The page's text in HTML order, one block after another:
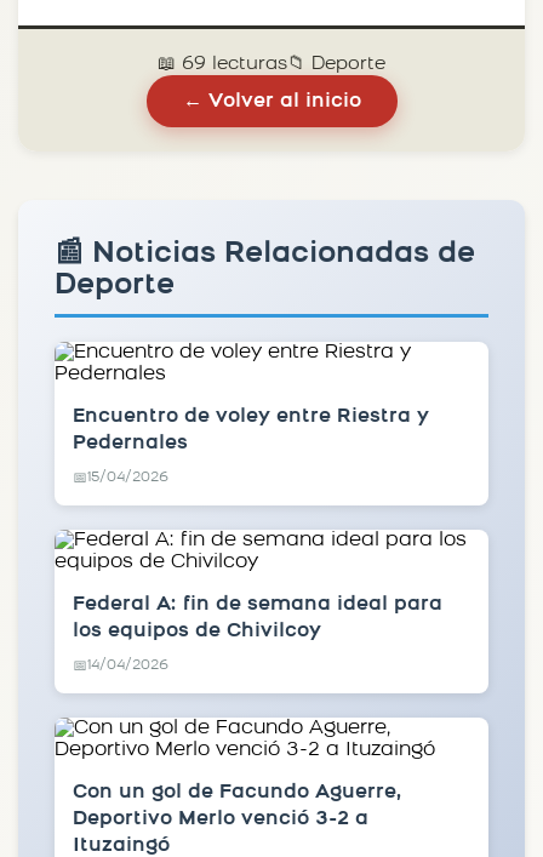
📖 69 lecturas📁 Deporte
← Volver al inicio
📰 Noticias Relacionadas de
Deporte
Encuentro de voley entre Riestra y
Pedernales
📅15/04/2026
Federal A: fin de semana ideal para
los equipos de Chivilcoy
📅14/04/2026
Con un gol de Facundo Aguerre,
Deportivo Merlo venció 3-2 a
Ituzaingó